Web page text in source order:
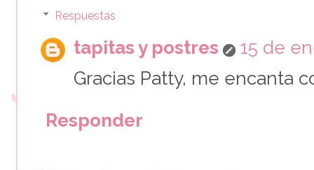
Respuestas
tapitas y postres
15 de
Gracias Patty, me encanta
Responder